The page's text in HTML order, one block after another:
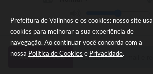
Prefeitura de Valinhos e os cookies: nosso site usa
cookies para melhorar a sua experiência de
navegação. Ao continuar você concorda com a
nossa Política de Cookies e Privacidade.
NEWSLETTER